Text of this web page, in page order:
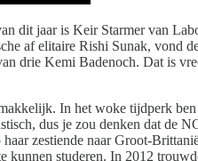
dit jaar is Keir Starmer van
af elitaire Rishi Sunak, vond
drie Kemi Badenoch. Dat is
In het woke tijdperk
dus je zou denken dat de
zestiende naar Groot-
studeren. In 2012